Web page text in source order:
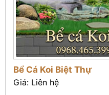
Bể Cá Koi Biệt Thự
Giá: Liên hệ